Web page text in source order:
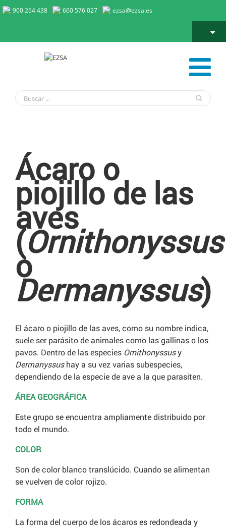
900 264 438 660 576 027 ezsa@ezsa.es
Ácaro o
piojillo de las
aves
(Ornithonyssus
o
Dermanyssus)
El ácaro o piojillo de las aves, como su nombre indica,
suele ser parásito de animales como las gallinas o los
pavos. Dentro de las especies Ornithonyssusy
Dermanyssushay a su vez varias subespecies,
dependiendo de la especie de ave a la que parasiten.
ÁREA GEOGRÁFICA
Este grupo se encuentra ampliamente distribuido por
todo el mundo.
COLOR
Son de color blanco translúcido. Cuando se alimentan
se vuelven de color rojizo.
FORMA
La forma del cuerpo de los ácaros es redondeada y